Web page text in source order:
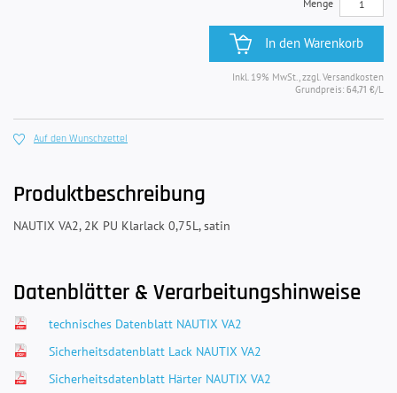
Menge
In den Warenkorb
Inkl. 19% MwSt., zzgl. Versandkosten
Grundpreis: 64,71 €/L
Auf den Wunschzettel
Produktbeschreibung
NAUTIX VA2, 2K PU Klarlack 0,75L, satin
Datenblätter & Verarbeitungshinweise
technisches Datenblatt NAUTIX VA2
Sicherheitsdatenblatt Lack NAUTIX VA2
Sicherheitsdatenblatt Härter NAUTIX VA2